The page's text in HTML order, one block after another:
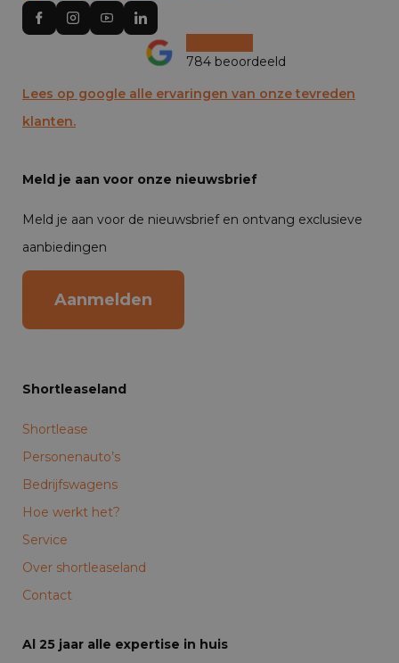
784 beoordeeld
Lees op google alle ervaringen van onze tevreden
klanten.
Meld je aan voor onze nieuwsbrief
Meld je aan voor de nieuwsbrief en ontvang exclusieve
aanbiedingen
Aanmelden
Shortleaseland
Shortlease
Personenauto’s
Bedrijfswagens
Hoe werkt het?
Service
Over shortleaseland
Contact
Al 25 jaar alle expertise in huis